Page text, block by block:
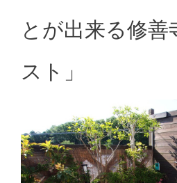
とが出来る修善
スト」